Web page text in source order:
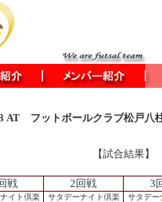
フットボールクラブ松戸八
【試合結果】
戦 2回戦 3
イト倶楽
サタデーナイト倶楽
サタデー